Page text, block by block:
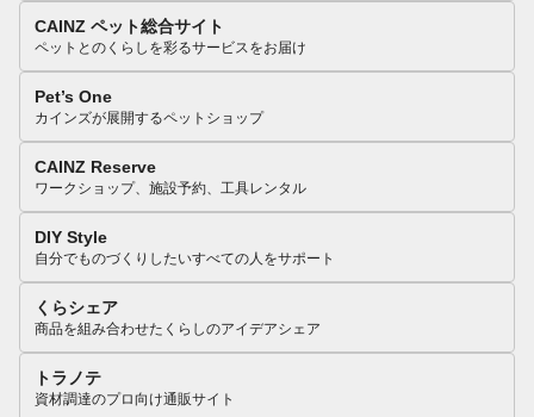
CAINZ ペット総合サイト
ペットとのくらしを彩るサービスをお届け
Pet’s One
カインズが展開するペットショップ
CAINZ Reserve
ワークショップ、施設予約、工具レンタル
DIY Style
自分でものづくりしたいすべての人をサポート
くらシェア
商品を組み合わせたくらしのアイデアシェア
トラノテ
資材調達のプロ向け通販サイト